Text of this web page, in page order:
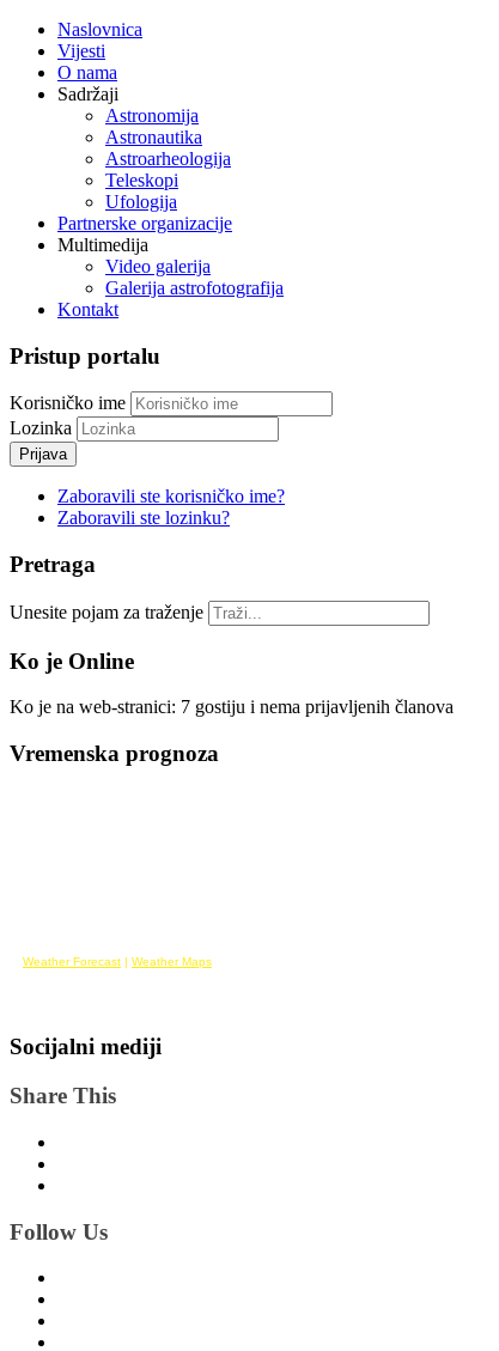
Naslovnica
Vijesti
O nama
Sadržaji
Astronomija
Astronautika
Astroarheologija
Teleskopi
Ufologija
Partnerske organizacije
Multimedija
Video galerija
Galerija astrofotografija
Kontakt
Pristup portalu
Korisničko ime
Lozinka
Prijava
Zaboravili ste korisničko ime?
Zaboravili ste lozinku?
Pretraga
Unesite pojam za traženje
Ko je Online
Ko je na web-stranici: 7 gostiju i nema prijavljenih članova
Vremenska prognoza
Weather Forecast | Weather Maps
Socijalni mediji
Share This
Follow Us